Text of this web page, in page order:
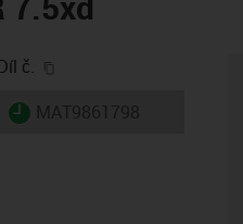
č.
igus-icon-lieferzeit